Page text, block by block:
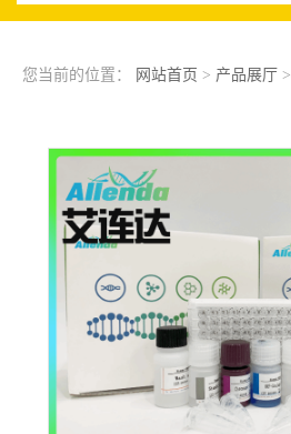
您当前的位置： 网站首页 > 产品展厅 >